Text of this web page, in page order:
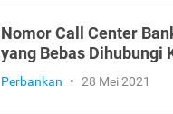
Nomor Call Center
yang Bebas Dihubungi
Perbankan • 28 Mei 2021